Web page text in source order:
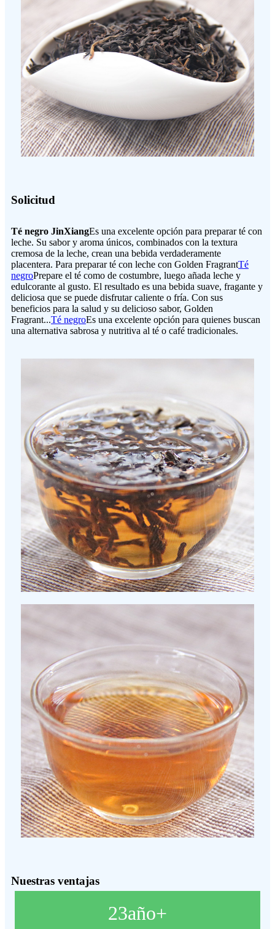
Solicitud
Té negro JinXiangEs una excelente opción para preparar té con
leche. Su sabor y aroma únicos, combinados con la textura
cremosa de la leche, crean una bebida verdaderamente
placentera. Para preparar té con leche con Golden FragrantTé
negroPrepare el té como de costumbre, luego añada leche y
edulcorante al gusto. El resultado es una bebida suave, fragante y
deliciosa que se puede disfrutar caliente o fría. Con sus
beneficios para la salud y su delicioso sabor, Golden
Fragrant...Té negroEs una excelente opción para quienes buscan
una alternativa sabrosa y nutritiva al té o café tradicionales.
Nuestras ventajas
23año+